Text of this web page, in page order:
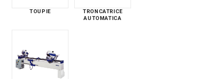
TOUPIE
TRONCATRICE
AUTOMATICA